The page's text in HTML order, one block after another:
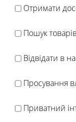
Отримати
Пошук
Відвідати в
Просування
Приватний